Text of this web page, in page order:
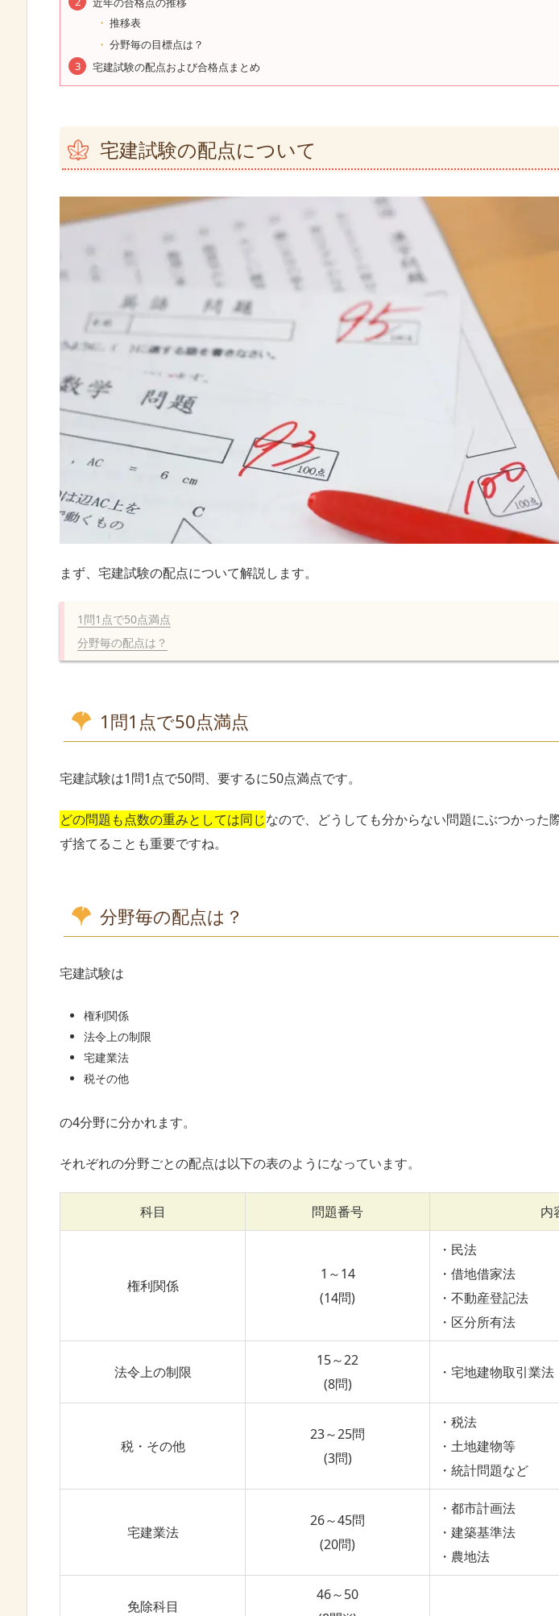
推移表
分野毎の目標点は？
宅建試験の配点および合格点まとめ
宅建試験の配点について
まず、宅建試験の配点について解説します。
1問1点で50点満点
分野毎の配点は？
1問1点で50点満点
宅建試験は1問1点で50問、要するに50点満点です。
どの問題も点数の重みとしては同じなので、どうしても分からない問題にぶつかった
ず捨てることも重要ですね。
分野毎の配点は？
宅建試験は
権利関係
法令上の制限
宅建業法
税その他
の4分野に分かれます。
それぞれの分野ごとの配点は以下の表のようになっています。
科目 問題番号 内
権利関係
1～14
(14問)
・民法
・借地借家法
・不動産登記法
・区分所有法
法令上の制限
15～22
(8問)
・宅地建物取引業法
税・その他
23～25問
(3問)
・税法
・土地建物等
・統計問題など
宅建業法
26～45問
(20問)
・都市計画法
・建築基準法
・農地法
免除科目
46～50